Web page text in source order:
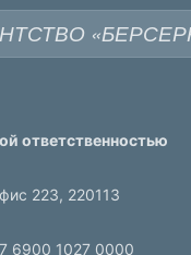
ответственностью
223, 220113
6900 1027 0000